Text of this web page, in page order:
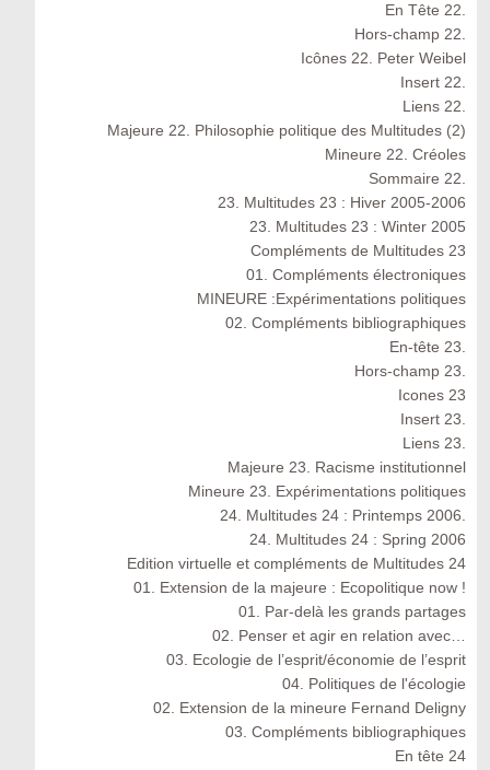
En Tête 22.
Hors-champ 22.
Icônes 22. Peter Weibel
Insert 22.
Liens 22.
Majeure 22. Philosophie politique des Multitudes (2)
Mineure 22. Créoles
Sommaire 22.
23. Multitudes 23 : Hiver 2005-2006
23. Multitudes 23 : Winter 2005
Compléments de Multitudes 23
01. Compléments électroniques
MINEURE :Expérimentations politiques
02. Compléments bibliographiques
En-tête 23.
Hors-champ 23.
Icones 23
Insert 23.
Liens 23.
Majeure 23. Racisme institutionnel
Mineure 23. Expérimentations politiques
24. Multitudes 24 : Printemps 2006.
24. Multitudes 24 : Spring 2006
Edition virtuelle et compléments de Multitudes 24
01. Extension de la majeure : Ecopolitique now !
01. Par-delà les grands partages
02. Penser et agir en relation avec…
03. Ecologie de l’esprit/économie de l’esprit
04. Politiques de l'écologie
02. Extension de la mineure Fernand Deligny
03. Compléments bibliographiques
En tête 24